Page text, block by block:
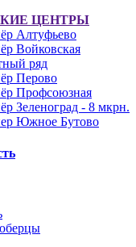
ЦЕНТРЫ
Алтуфьево
Войковская
ряд
Перово
Профсоюзная
Зеленоград - 8 мкрн.
Южное Бутово